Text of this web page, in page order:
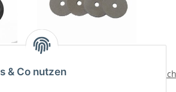
& Co nutzenKolbendichtungssätze